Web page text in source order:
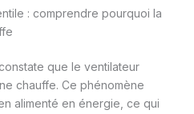
: comprendre pourquoi la
que le ventilateur
chauffe. Ce phénomène
alimenté en énergie, ce qui